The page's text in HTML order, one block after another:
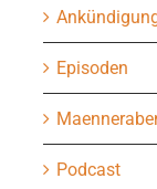
Episoden
Podcast